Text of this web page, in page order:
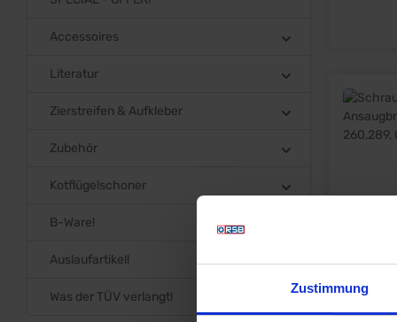
Zustimmung
Accessoires
Literatur
Zierstreifen & Aufkleber
Zubehör
Kotflügelschoner
B-Ware!
Auslaufartikel!
Was der TÜV verlangt!